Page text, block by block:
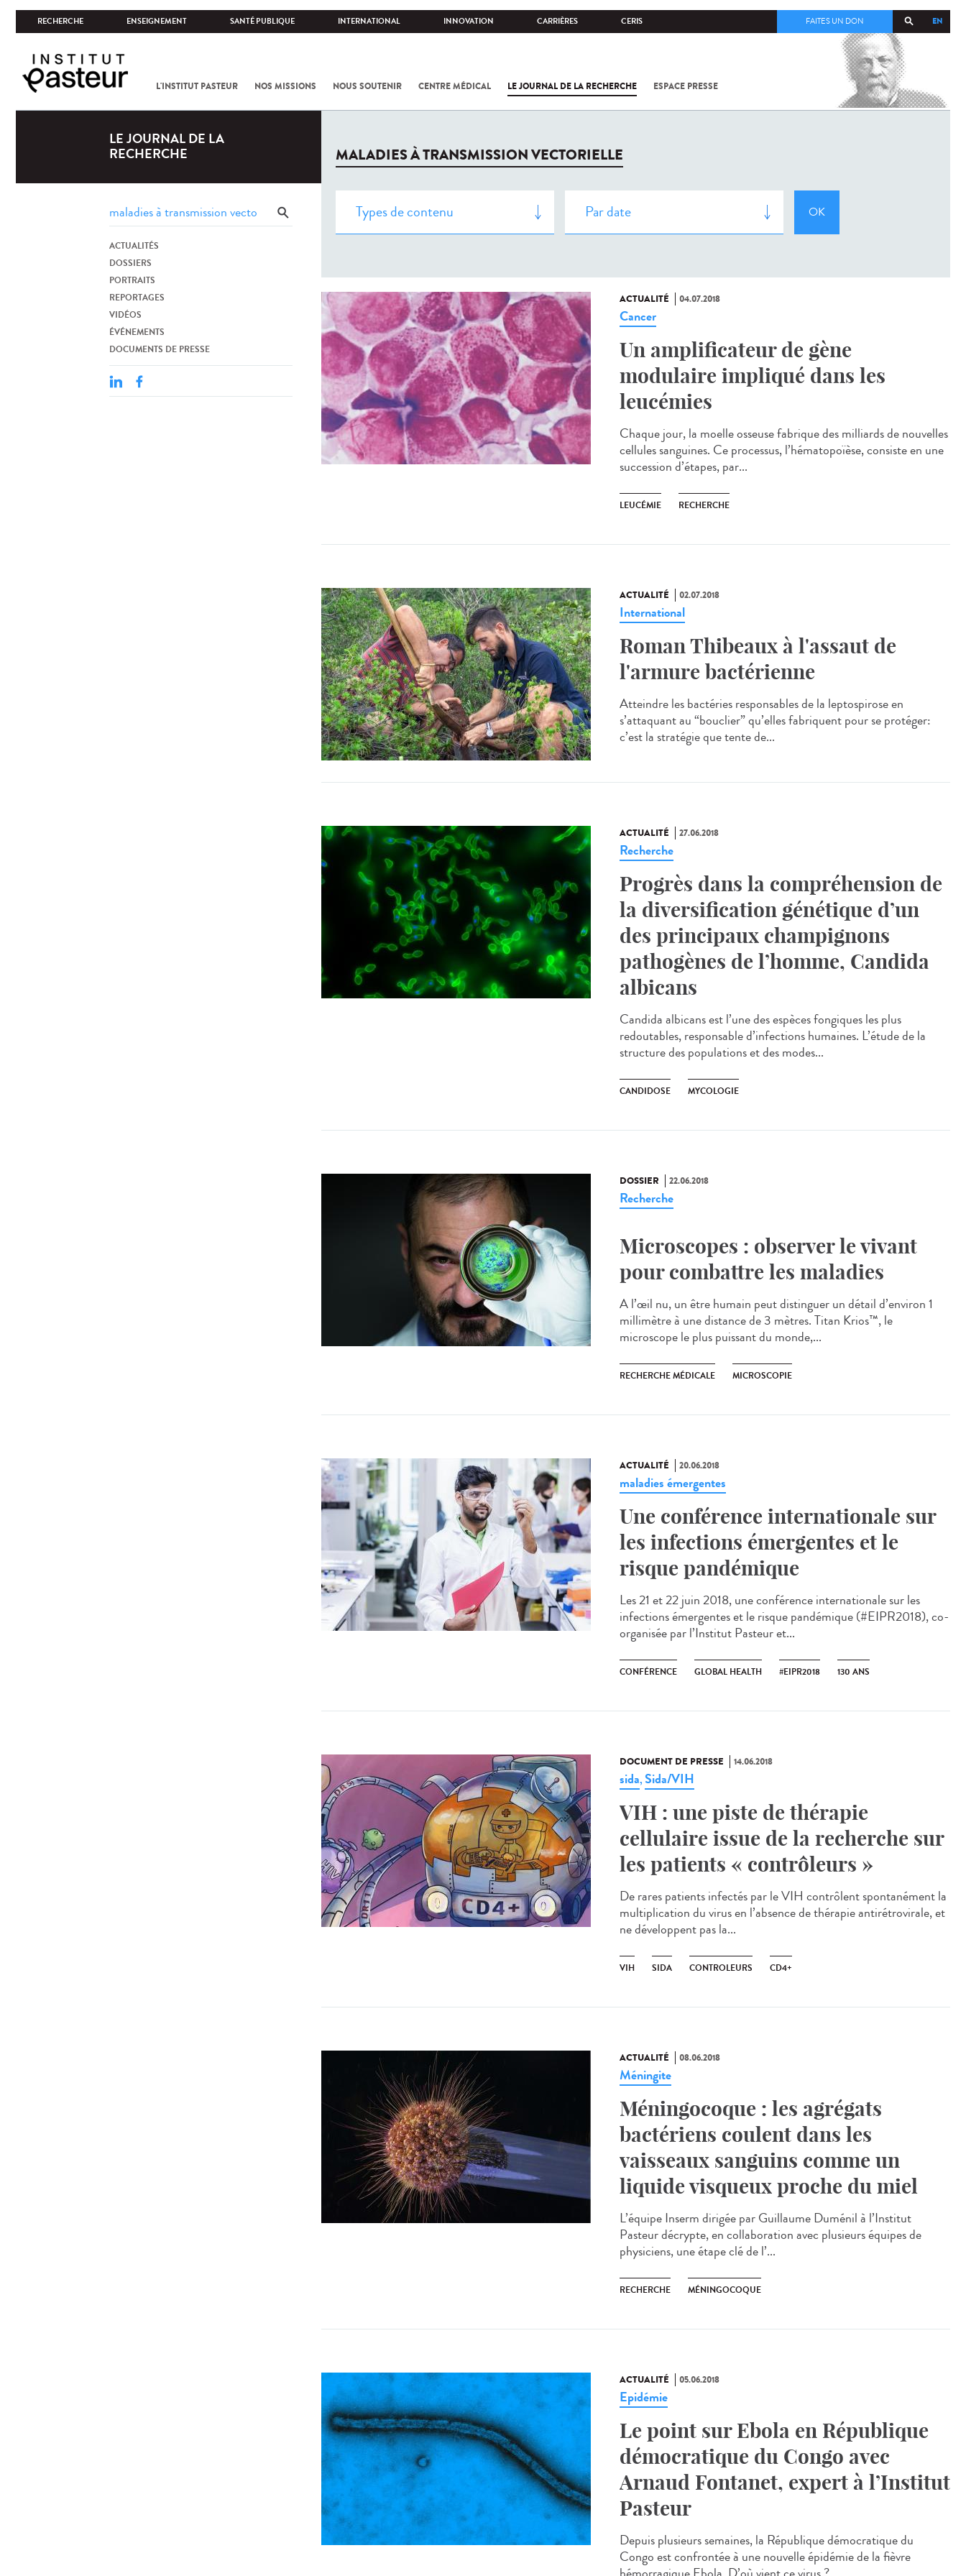
RECHERCHE ENSEIGNEMENT SANTÉ PUBLIQUE INTERNATIONAL INNOVATION CARRIÈRES CERIS EN
FAITES UN DON
L'INSTITUT PASTEUR NOS MISSIONS NOUS SOUTENIR CENTRE MÉDICAL LE JOURNAL DE LA RECHERCHE ESPACE PRESSE
COV-2 /
LE JOURNAL DE LA
RECHERCHE
ACTUALITÉS
DOSSIERS
PORTRAITS
REPORTAGES
VIDÉOS
ÉVÉNEMENTS
DOCUMENTS DE PRESSE
MALADIES À TRANSMISSION VECTORIELLE
ACTUALITÉ 04.07.2018
Cancer
Un amplificateur de gène
modulaire impliqué dans les
leucémies
Chaque jour, la moelle osseuse fabrique des milliards de nouvelles
cellules sanguines. Ce processus, l’hématopoïèse, consiste en une
succession d’étapes, par...
LEUCÉMIE RECHERCHE
ACTUALITÉ 02.07.2018
International
Roman Thibeaux à l'assaut de
l'armure bactérienne
Atteindre les bactéries responsables de la leptospirose en
s’attaquant au “bouclier” qu’elles fabriquent pour se protéger:
c’est la stratégie que tente de...
ACTUALITÉ 27.06.2018
Recherche
Progrès dans la compréhension de
la diversification génétique d’un
des principaux champignons
pathogènes de l’homme, Candida
albicans
Candida albicans est l’une des espèces fongiques les plus
redoutables, responsable d’infections humaines. L’étude de la
structure des populations et des modes...
CANDIDOSE MYCOLOGIE
DOSSIER 22.06.2018
Recherche
Microscopes : observer le vivant
pour combattre les maladies
A l’œil nu, un être humain peut distinguer un détail d’environ 1
millimètre à une distance de 3 mètres. Titan Krios™, le
microscope le plus puissant du monde,...
RECHERCHE MÉDICALE MICROSCOPIE
ACTUALITÉ 20.06.2018
maladies émergentes
Une conférence internationale sur
les infections émergentes et le
risque pandémique
Les 21 et 22 juin 2018, une conférence internationale sur les
infections émergentes et le risque pandémique (#EIPR2018), co-
organisée par l’Institut Pasteur et...
CONFÉRENCE GLOBAL HEALTH #EIPR2018 130 ANS
DOCUMENT DE PRESSE 14.06.2018
sida,Sida/VIH
VIH : une piste de thérapie
cellulaire issue de la recherche sur
les patients « contrôleurs »
De rares patients infectés par le VIH contrôlent spontanément la
multiplication du virus en l’absence de thérapie antirétrovirale, et
ne développent pas la...
VIH SIDA CONTROLEURS CD4+
ACTUALITÉ 08.06.2018
Méningite
Méningocoque : les agrégats
bactériens coulent dans les
vaisseaux sanguins comme un
liquide visqueux proche du miel
L’équipe Inserm dirigée par Guillaume Duménil à l’Institut
Pasteur décrypte, en collaboration avec plusieurs équipes de
physiciens, une étape clé de l’...
RECHERCHE MÉNINGOCOQUE
ACTUALITÉ 05.06.2018
Epidémie
Le point sur Ebola en République
démocratique du Congo avec
Arnaud Fontanet, expert à l’Institut
Pasteur
Depuis plusieurs semaines, la République démocratique du
Congo est confrontée à une nouvelle épidémie de la fièvre